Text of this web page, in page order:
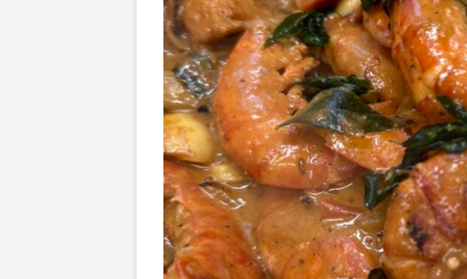
と
カ
レ
ー
料
理』
8
／
17
開
催